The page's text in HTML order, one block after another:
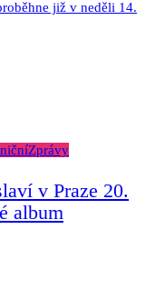
již v neděli 14.
Zprávy
v Praze 20.
album